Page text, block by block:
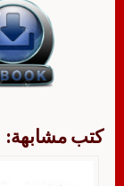
كتب مشابهة: